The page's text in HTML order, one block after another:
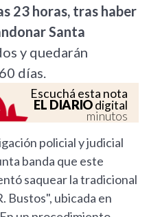
23 horas, tras haber
Santa
y quedarán
días.
Escuchá esta nota
EL DIARIOdigital
minutos
policial y judicial
banda que este
saquear la tradicional
Bustos", ubicada en